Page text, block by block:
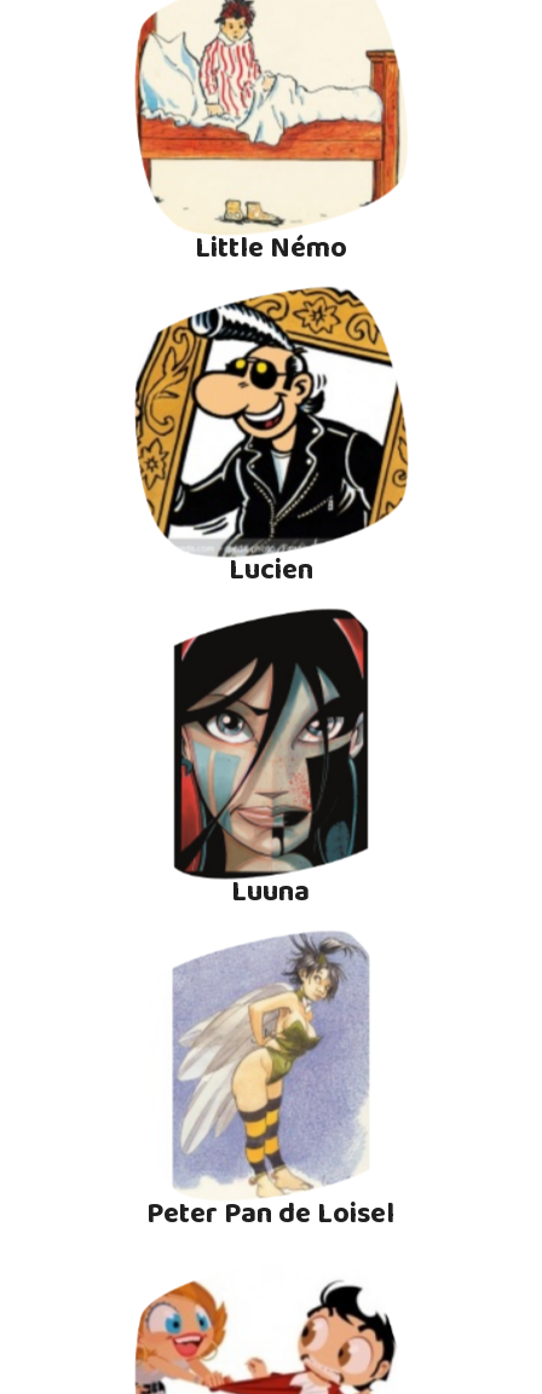
Little Némo
Lucien
Luuna
Peter Pan de Loisel